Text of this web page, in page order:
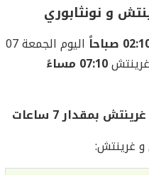
و نونثابوري
صباحاً
اليوم الجمعة 07
07:10 مساءً
بمقدار 7 ساعات
و غرينتش: